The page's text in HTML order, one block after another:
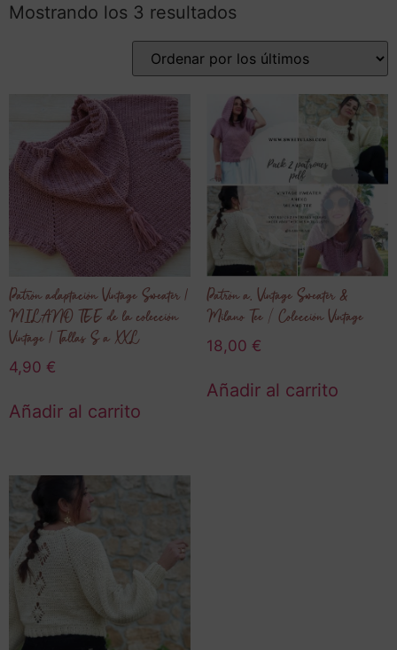
Mostrando los 3 resultados
Patrón adaptación Vintage Sweater |
MILANO TEE de la colección
Vintage | Tallas S a XXL
4,90 €
Añadir al carrito
Patrón a. Vintage Sweater &
Milano Tee / Colección Vintage
18,00 €
Añadir al carrito